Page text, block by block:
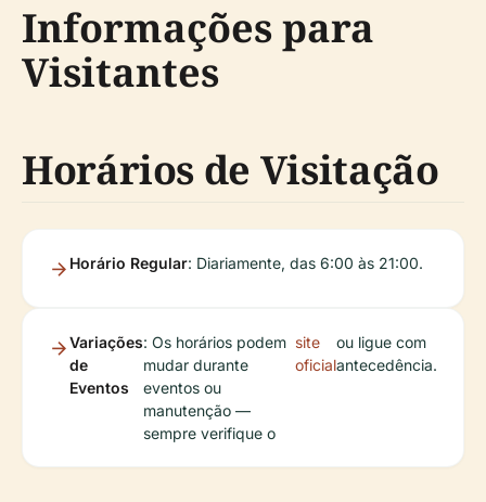
Informações para
Visitantes
Horários de Visitação
Horário Regular: Diariamente, das 6:00 às 21:00.
Variações
de
Eventos
: Os horários podem
mudar durante
eventos ou
manutenção —
sempre verifique o
site
oficial
ou ligue com
antecedência.